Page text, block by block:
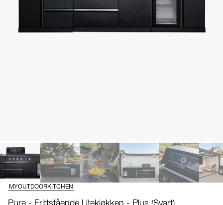
MYOUTDOORKITCHEN
Pure - Frittstående Utekjøkken - Plus (Svart)